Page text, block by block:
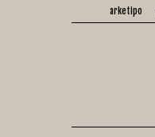
arketipo